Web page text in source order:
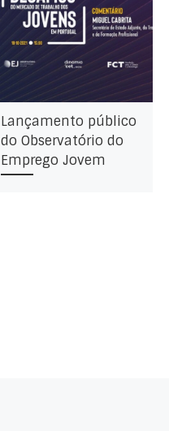
Lançamento público
do Observatório do
Emprego Jovem